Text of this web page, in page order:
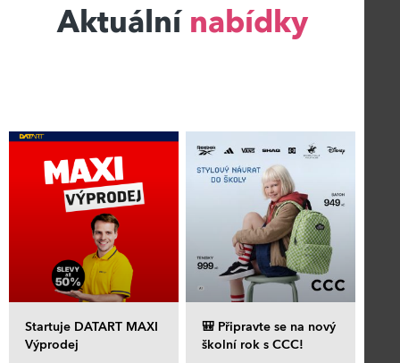
Aktuální nabídky
Startuje DATART MAXI
Výprodej
🎒 Připravte se na nový
školní rok s CCC!